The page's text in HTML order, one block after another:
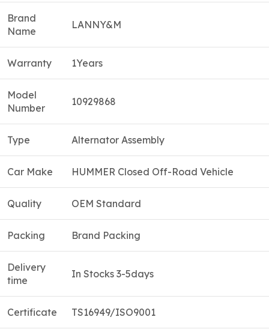
Brand
Name
LANNY&M
Warranty 1Years
Model
Number
10929868
Type Alternator Assembly
Car Make HUMMER Closed Off-Road Vehicle
Quality OEM Standard
Packing Brand Packing
Delivery
time
In Stocks 3-5days
Certificate TS16949/ISO9001